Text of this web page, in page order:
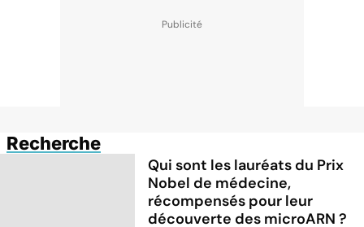
Recherche
Qui sont les lauréats du Prix
Nobel de médecine,
récompensés pour leur
découverte des microARN ?